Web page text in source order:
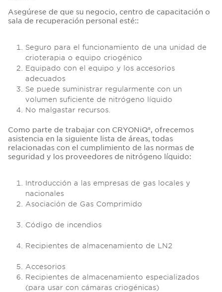
Asegúrese de que su negocio, centro de capacitación o
sala de recuperación personal esté::
Seguro para el funcionamiento de una unidad de
crioterapia o equipo criogénico
Equipado con el equipo y los accesorios
adecuados
Se puede suministrar regularmente con un
volumen suficiente de nitrógeno líquido
No malgastar recursos.
Como parte de trabajar con CRYONiQ®, ofrecemos
asistencia en la siguiente lista de áreas, todas
relacionadas con el cumplimiento de las normas de
seguridad y los proveedores de nitrógeno líquido:
Introducción a las empresas de gas locales y
nacionales
Asociación de Gas Comprimido
Código de incendios
Recipientes de almacenamiento de LN2
Accesorios
Recipientes de almacenamiento especializados
(para usar con cámaras criogénicas)